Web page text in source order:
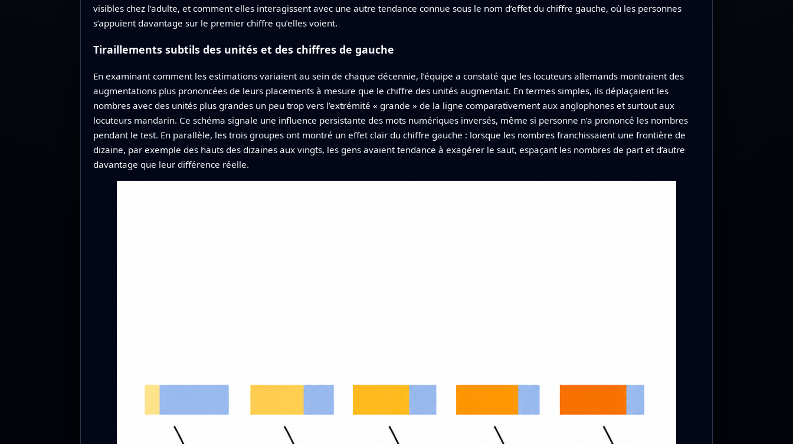
visibles chez l’adulte, et comment elles interagissent avec une autre tendance connue sous le nom d’effet du chiffre gauche, où les personnes
s’appuient davantage sur le premier chiffre qu’elles voient.
Tiraillements subtils des unités et des chiffres de gauche
En examinant comment les estimations variaient au sein de chaque décennie, l’équipe a constaté que les locuteurs allemands montraient des
augmentations plus prononcées de leurs placements à mesure que le chiffre des unités augmentait. En termes simples, ils déplaçaient les
nombres avec des unités plus grandes un peu trop vers l’extrémité « grande » de la ligne comparativement aux anglophones et surtout aux
locuteurs mandarin. Ce schéma signale une influence persistante des mots numériques inversés, même si personne n’a prononcé les nombres
pendant le test. En parallèle, les trois groupes ont montré un effet clair du chiffre gauche : lorsque les nombres franchissaient une frontière de
dizaine, par exemple des hauts des dizaines aux vingts, les gens avaient tendance à exagérer le saut, espaçant les nombres de part et d’autre
davantage que leur différence réelle.